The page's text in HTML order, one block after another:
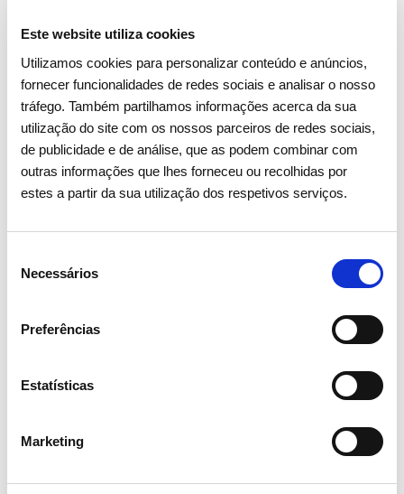
Este website utiliza cookies
Utilizamos cookies para personalizar conteúdo e anúncios,
fornecer funcionalidades de redes sociais e analisar o nosso
tráfego. Também partilhamos informações acerca da sua
utilização do site com os nossos parceiros de redes sociais,
de publicidade e de análise, que as podem combinar com
outras informações que lhes forneceu ou recolhidas por
estes a partir da sua utilização dos respetivos serviços.
Necessários
Preferências
Estatísticas
Marketing
Notícias relacionadas
06 JULHO 2026